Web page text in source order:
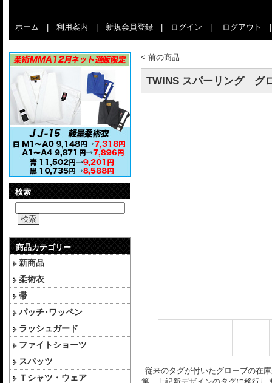
ホーム 利用案内 新規会員登録 ログイン ログアウト
検索
検索
商品カテゴリー
新商品
柔術衣
帯
パッチ･ワッペン
ラッシュガード
ファイトショーツ
スパッツ
Ｔシャツ・ウェア
< 前の商品
TWINS スパーリング グ
従来のタグが付いたグローブの在